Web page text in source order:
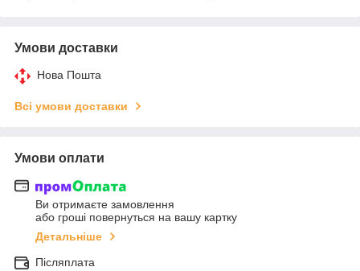
Умови доставки
Нова Пошта
Всі умови доставки
Умови оплати
Ви отримаєте замовлення
або гроші повернуться на вашу картку
Детальніше
Післяплата